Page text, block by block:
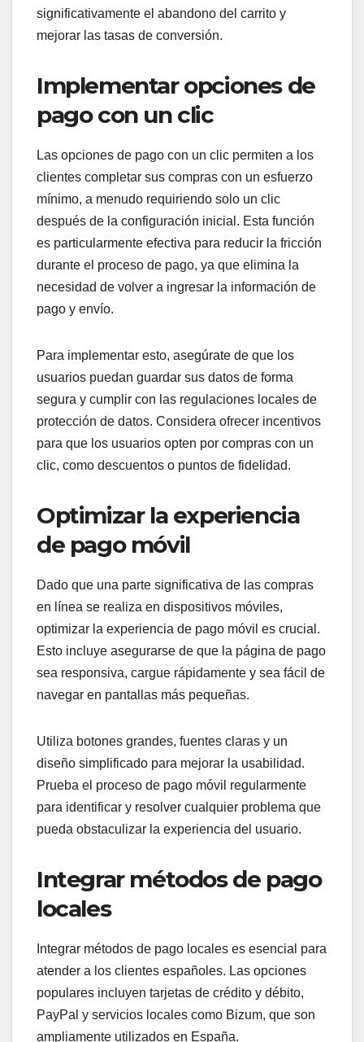
significativamente el abandono del carrito y
mejorar las tasas de conversión.
Implementar opciones de
pago con un clic
Las opciones de pago con un clic permiten a los
clientes completar sus compras con un esfuerzo
mínimo, a menudo requiriendo solo un clic
después de la configuración inicial. Esta función
es particularmente efectiva para reducir la fricción
durante el proceso de pago, ya que elimina la
necesidad de volver a ingresar la información de
pago y envío.
Para implementar esto, asegúrate de que los
usuarios puedan guardar sus datos de forma
segura y cumplir con las regulaciones locales de
protección de datos. Considera ofrecer incentivos
para que los usuarios opten por compras con un
clic, como descuentos o puntos de fidelidad.
Optimizar la experiencia
de pago móvil
Dado que una parte significativa de las compras
en línea se realiza en dispositivos móviles,
optimizar la experiencia de pago móvil es crucial.
Esto incluye asegurarse de que la página de pago
sea responsiva, cargue rápidamente y sea fácil de
navegar en pantallas más pequeñas.
Utiliza botones grandes, fuentes claras y un
diseño simplificado para mejorar la usabilidad.
Prueba el proceso de pago móvil regularmente
para identificar y resolver cualquier problema que
pueda obstaculizar la experiencia del usuario.
Integrar métodos de pago
locales
Integrar métodos de pago locales es esencial para
atender a los clientes españoles. Las opciones
populares incluyen tarjetas de crédito y débito,
PayPal y servicios locales como Bizum, que son
ampliamente utilizados en España.